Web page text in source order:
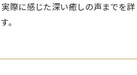
際に感じた深い癒しの声までを
。